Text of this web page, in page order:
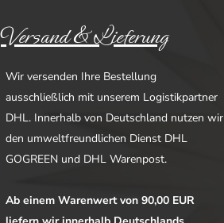
Versand & Lieferung
Wir versenden Ihre Bestellung
ausschließlich mit unserem Logistikpartner
DHL. Innerhalb von Deutschland nutzen wir
den umweltfreundlichen Dienst DHL
GOGREEN und DHL Warenpost.
Ab einem Warenwert von 90,00 EUR